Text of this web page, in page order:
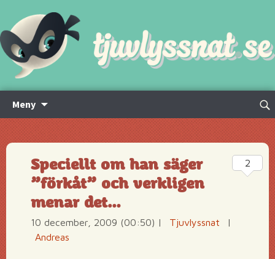
Meny
innehåll
Sök
Speciellt om han säger
”förkåt” och verkligen
menar det…
10 december, 2009 (00:50) | Tjuvlyssnat
|
Andreas
2